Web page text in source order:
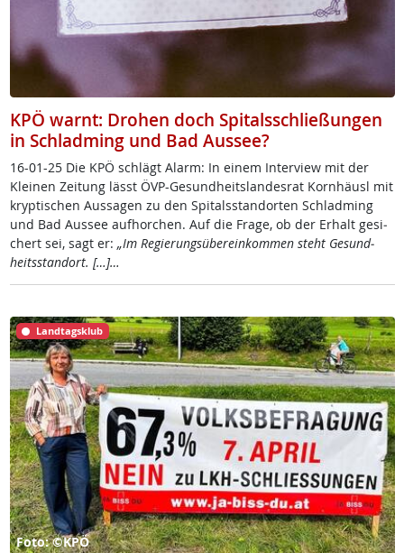
KPÖ warnt: Drohen doch Spitalsschließungen
in Schladming und Bad Aussee?
16-01-25 Die KPÖ schlägt Alarm: In ei­nem In­ter­view mit der
Klei­nen Zei­tung lässt ÖVP-Ge­sund­heits­lan­des­rat Korn­häusl mit
kryp­ti­schen Aus­sa­gen zu den Spi­tals­stand­or­ten Schlad­ming
und Bad Aus­see auf­hor­chen. Auf die Fra­ge, ob der Er­halt ge­si­
chert sei, sagt er: „Im Re­gie­rungs­übe­r­ein­kom­men steht Ge­sund­
heits­stand­ort. […]…
Landtagsklub
Foto: ©KPÖ